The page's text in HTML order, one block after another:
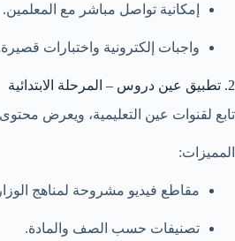
إمكانية تواصل مباشر مع المعلمين.
واجبات إلكترونية واختبارات
2. تطبيق عين دروس – المرحلة الابتدائية
تابع لقنوات عين التعليمية، ويعرض
المميزات:
مقاطع فيديو مشروحة لمناهج
تصنيفات حسب الصف والمادة.